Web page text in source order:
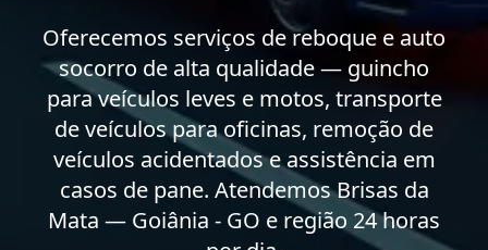
Oferecemos serviços de reboque e auto
socorro de alta qualidade — guincho
para veículos leves e motos, transporte
de veículos para oficinas, remoção de
veículos acidentados e assistência em
casos de pane. Atendemos Brisas da
Mata — Goiânia - GO e região 24 horas